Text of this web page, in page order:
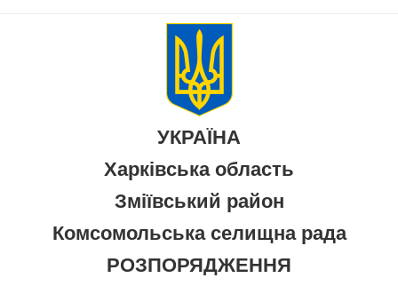
УКРАЇНА
Харківська область
Зміївський район
Комсомольська селищна рада
РОЗПОРЯДЖЕННЯ